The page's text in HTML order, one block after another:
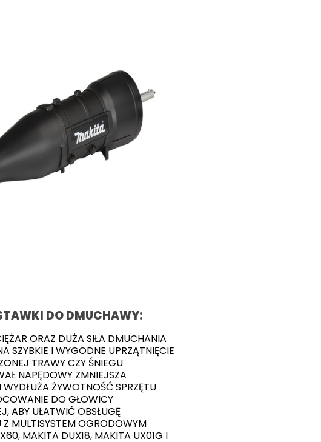
DO DMUCHAWY:
ORAZ DUŻA SIŁA DMUCHANIA
SZYBKIE I WYGODNE UPRZĄTNIĘCIE
TRAWY CZY ŚNIEGU
NAPĘDOWY ZMNIEJSZA
ŻYWOTNOŚĆ SPRZĘTU
DO GŁOWICY
ABY UŁATWIĆ OBSŁUGĘ
Z MULTISYSTEM OGRODOWYM
MAKITA DUX18, MAKITA UX01G I